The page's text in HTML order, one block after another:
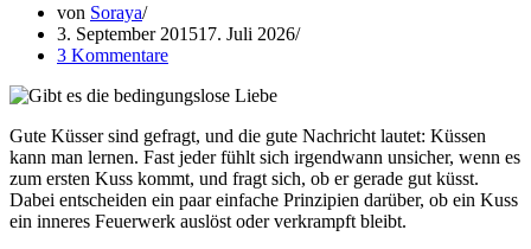
von Soraya
3. September 201517. Juli 2026
3 Kommentare
Gute Küsser sind gefragt, und die gute Nachricht lautet: Küssen
kann man lernen. Fast jeder fühlt sich irgendwann unsicher, wenn es
zum ersten Kuss kommt, und fragt sich, ob er gerade gut küsst.
Dabei entscheiden ein paar einfache Prinzipien darüber, ob ein Kuss
ein inneres Feuerwerk auslöst oder verkrampft bleibt.